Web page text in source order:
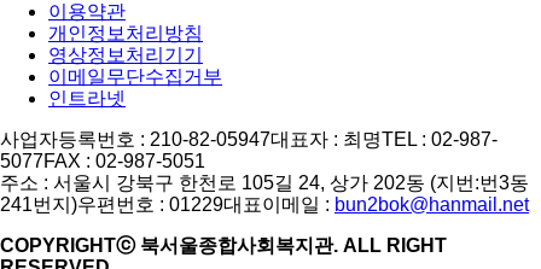
이용약관
개인정보처리방침
영상정보처리기기
이메일무단수집거부
인트라넷
사업자등록번호 : 210-82-05947대표자 : 최명TEL : 02-987-
5077FAX : 02-987-5051
주소 : 서울시 강북구 한천로 105길 24, 상가 202동 (지번:번3동
241번지)우편번호 : 01229대표이메일 : bun2bok@hanmail.net
COPYRIGHTⓒ 북서울종합사회복지관. ALL RIGHT